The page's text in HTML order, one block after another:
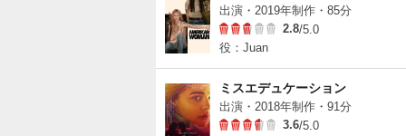
出演・2019年制作・85分
2.8/5.0
役：Juan
ミスエデュケーション
出演・2018年制作・91分
3.6/5.0